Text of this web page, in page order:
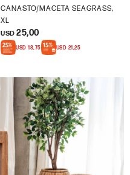
CANASTO/MACETA SEAGRASS,
XL
USD 25,00
USD 18,75 USD 21,25